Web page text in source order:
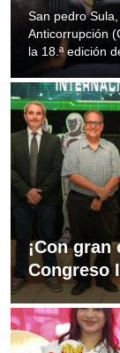
San pedro
Anticorrupción
la 18.ª edición
¡Con
Congreso